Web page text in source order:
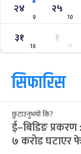
२४
9
२५
10
३१
16
१
17
सिफारिस
छुटाउनुभयो कि?
ई–बिडिङ प्रकरण
७ करोड घटाएर